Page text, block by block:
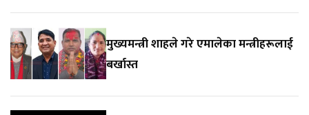
मुख्यमन्त्री शाहले गरे एमालेका मन्त्रीहरूलाई
बर्खास्त